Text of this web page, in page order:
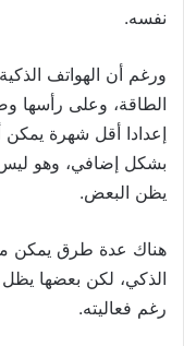
نفسه.
ورغم أن الهواتف
الطاقة، وعلى رأسها
إعدادا أقل شهرة
بشكل إضافي، وهو ليس
يظن البعض.
هناك عدة طرق يمكن من
الذكي، لكن بعضها
رغم فعاليته.